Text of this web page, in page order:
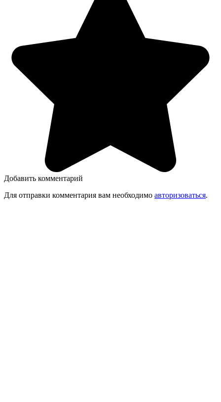
Добавить комментарий
Для отправки комментария вам необходимо авторизоваться.